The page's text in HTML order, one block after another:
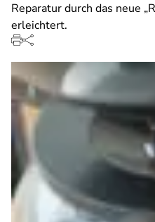
Reparatur durch das neue
erleichtert.